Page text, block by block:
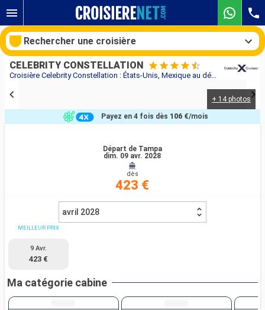
Croisière Celebrity Constellation : États-Unis, Mexique au départ de Tampa
CELEBRITY CONSTELLATION
+ 14 photos
Départ de Tampa
dim. 09 avr. 2028
dès
423 €
Payez en 4 fois dès 106 €/mois
avril 2028
MEILLEUR PRIX
9 Avr.
423 €
Ma catégorie cabine
Rechercher une croisière
Compagnies
Rechercher